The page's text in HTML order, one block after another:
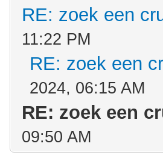
RE: zoek een
11:22 PM
RE: zoek een
2024, 06:15 AM
RE: zoek een
09:50 AM